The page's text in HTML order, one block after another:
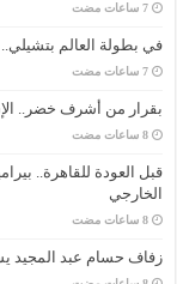
‏7 ساعات مضت
في بطولة العالم
‏7 ساعات مضت
بقرار من أشرف خضر..
‏8 ساعات مضت
قبل العودة للقاهرة..
الخارجي
‏8 ساعات مضت
زفاف حسام عبد المجيد